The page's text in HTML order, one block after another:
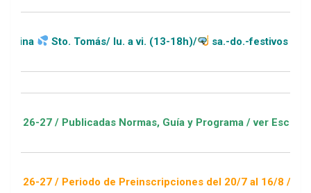
Tomás/ lu. a vi. (13-18h)/ sa.-do.-festivos (11-20h)
Publicadas Normas, Guía y Programa / ver Escuelas
/ Periodo de Preinscripciones del 20/7 al 16/8 / Sorteo 1 de